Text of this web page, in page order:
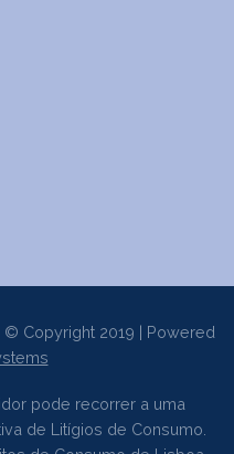
Copyright 2019 | Powered
pode recorrer a uma
de Litígios de Consumo.